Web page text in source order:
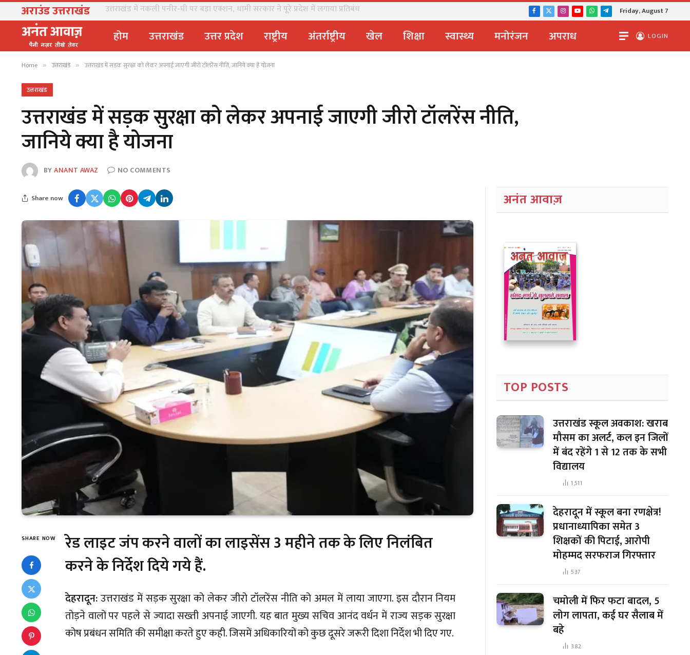
अराउंड उत्तराखंड उत्तराखंड में नकली पनीर-घी पर बड़ा एक्शन, धामी सरकार ने पूरे प्रदेश में लगाया प्रतिबंध Facebook
X
Instagram
YouTubeWhatsApp
TelegramFriday, August 7
होम उत्तराखंड उत्तर प्रदेश राष्ट्रीय अंतर्राष्ट्रीय खेल शिक्षा स्वास्थ्य मनोरंजन अपराध LOGIN
Home » उत्तराखंड » उत्तराखंड में सड़क सुरक्षा को लेकर अपनाई जाएगी जीरो टॉलरेंस नीति, जानिये क्या है योजना
उत्तराखंड
उत्तराखंड में सड़क सुरक्षा को लेकर अपनाई जाएगी जीरो टॉलरेंस नीति,
जानिये क्या है योजना
BYANANT AWAZ NO COMMENTS
Share now
SHARE NOW
रेड लाइट जंप करने वालों का लाइसेंस 3 महीने तक के लिए निलंबित
करने के निर्देश दिये गये हैं.
देहरादून:उत्तराखंड में सड़क सुरक्षा को लेकर जीरो टॉलरेंस नीति को अमल में लाया जाएगा. इस दौरान नियम
तोड़ने वालों पर पहले से ज्यादा सख्ती अपनाई जाएगी. यह बात मुख्य सचिव आनंद वर्धन में राज्य सड़क सुरक्षा
कोष प्रबंधन समिति की समीक्षा करते हुए कही. जिसमें अधिकारियों को कुछ दूसरे जरूरी दिशा निर्देश भी दिए गए.
अनंत आवाज़
TOP POSTS
उत्तराखंड स्कूल अवकाश: खराब
मौसम का अलर्ट, कल इन जिलों
में बंद रहेंगे 1 से 12 तक के सभी
विद्यालय
1,511
देहरादून में स्कूल बना रणक्षेत्र!
प्रधानाध्यापिका समेत 3
शिक्षकों की पिटाई, आरोपी
मोहम्मद सरफराज गिरफ्तार
537
चमोली में फिर फटा बादल, 5
लोग लापता, कई घर सैलाब में
बहे
382